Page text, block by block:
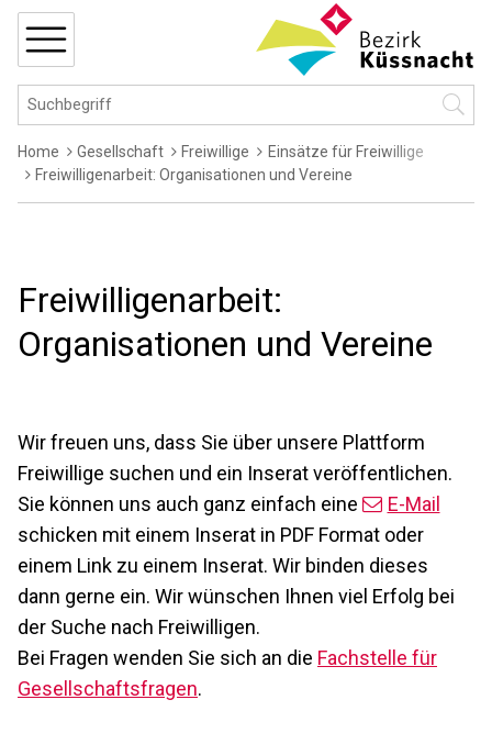
Navigieren in Küssnacht
Schnellnavigation
Hauptnavigation
Suchbegriff
Breadcrumb
Home Gesellschaft Freiwillige
Einsätze für Freiwillige
Freiwilligenarbeit: Organisationen und Vereine
Freiwilligenarbeit:
Organisationen und Vereine
Wir freuen uns, dass Sie über unsere Plattform
Freiwillige suchen und ein Inserat veröffentlichen.
Sie können uns auch ganz einfach eine
E-Mail
schicken mit einem Inserat in PDF Format oder
einem Link zu einem Inserat. Wir binden dieses
dann gerne ein. Wir wünschen Ihnen viel Erfolg bei
der Suche nach Freiwilligen.
Bei Fragen wenden Sie sich an die Fachstelle für
Gesellschaftsfragen.